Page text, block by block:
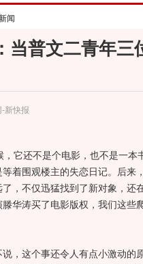
闻
当普文二青年三
新快报
还不是个电影，也不是一本
着围观楼主的失恋日记。后来
，不仅迅猛找到了新对象，还
华涛买了电影版权，我们这些
这个事还令人有点小激动的